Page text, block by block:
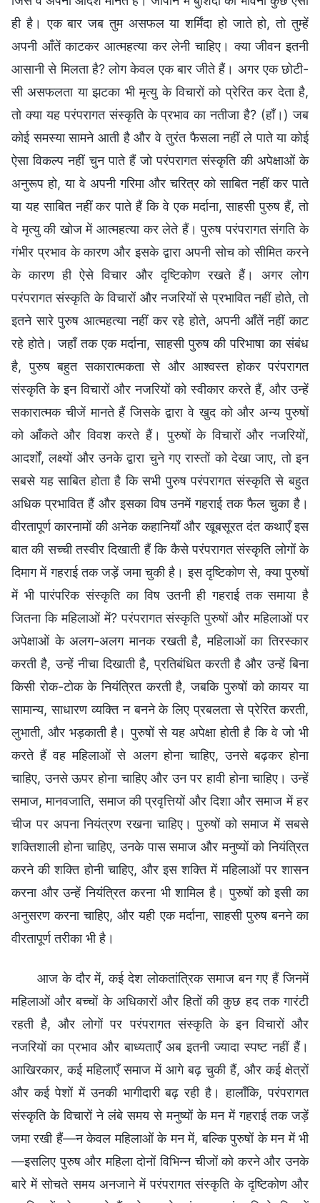
ही है। एक बार जब तुम असफल या शर्मिंदा हो जाते हो, तो तुम्हें
अपनी आँतें काटकर आत्महत्या कर लेनी चाहिए। क्या जीवन इतनी
आसानी से मिलता है? लोग केवल एक बार जीते हैं। अगर एक छोटी-
सी असफलता या झटका भी मृत्यु के विचारों को प्रेरित कर देता है,
तो क्या यह परंपरागत संस्कृति के प्रभाव का नतीजा है? (हाँ।) जब
कोई समस्या सामने आती है और वे तुरंत फैसला नहीं ले पाते या कोई
ऐसा विकल्प नहीं चुन पाते हैं जो परंपरागत संस्कृति की अपेक्षाओं के
अनुरूप हो, या वे अपनी गरिमा और चरित्र को साबित नहीं कर पाते
या यह साबित नहीं कर पाते हैं कि वे एक मर्दाना, साहसी पुरुष हैं, तो
वे मृत्यु की खोज में आत्महत्या कर लेते हैं। पुरुष परंपरागत संगति के
गंभीर प्रभाव के कारण और इसके द्वारा अपनी सोच को सीमित करने
के कारण ही ऐसे विचार और दृष्टिकोण रखते हैं। अगर लोग
परंपरागत संस्कृति के विचारों और नजरियों से प्रभावित नहीं होते, तो
इतने सारे पुरुष आत्महत्या नहीं कर रहे होते, अपनी आँतें नहीं काट
रहे होते। जहाँ तक एक मर्दाना, साहसी पुरुष की परिभाषा का संबंध
है, पुरुष बहुत सकारात्मकता से और आश्वस्त होकर परंपरागत
संस्कृति के इन विचारों और नजरियों को स्वीकार करते हैं, और उन्हें
सकारात्मक चीजें मानते हैं जिसके द्वारा वे खुद को और अन्य पुरुषों
को आँकते और विवश करते हैं। पुरुषों के विचारों और नजरियों,
आदर्शों, लक्ष्यों और उनके द्वारा चुने गए रास्तों को देखा जाए, तो इन
सबसे यह साबित होता है कि सभी पुरुष परंपरागत संस्कृति से बहुत
अधिक प्रभावित हैं और इसका विष उनमें गहराई तक फैल चुका है।
वीरतापूर्ण कारनामों की अनेक कहानियाँ और खूबसूरत दंत कथाएँ इस
बात की सच्ची तस्वीर दिखाती हैं कि कैसे परंपरागत संस्कृति लोगों के
दिमाग में गहराई तक जड़ें जमा चुकी है। इस दृष्टिकोण से, क्या पुरुषों
में भी पारंपरिक संस्कृति का विष उतनी ही गहराई तक समाया है
जितना कि महिलाओं में? परंपरागत संस्कृति पुरुषों और महिलाओं पर
अपेक्षाओं के अलग-अलग मानक रखती है, महिलाओं का तिरस्कार
करती है, उन्हें नीचा दिखाती है, प्रतिबंधित करती है और उन्हें बिना
किसी रोक-टोक के नियंत्रित करती है, जबकि पुरुषों को कायर या
सामान्य, साधारण व्यक्ति न बनने के लिए प्रबलता से प्रेरित करती,
लुभाती, और भड़काती है। पुरुषों से यह अपेक्षा होती है कि वे जो भी
करते हैं वह महिलाओं से अलग होना चाहिए, उनसे बढ़कर होना
चाहिए, उनसे ऊपर होना चाहिए और उन पर हावी होना चाहिए। उन्हें
समाज, मानवजाति, समाज की प्रवृत्तियों और दिशा और समाज में हर
चीज पर अपना नियंत्रण रखना चाहिए। पुरुषों को समाज में सबसे
शक्तिशाली होना चाहिए, उनके पास समाज और मनुष्यों को नियंत्रित
करने की शक्ति होनी चाहिए, और इस शक्ति में महिलाओं पर शासन
करना और उन्हें नियंत्रित करना भी शामिल है। पुरुषों को इसी का
अनुसरण करना चाहिए, और यही एक मर्दाना, साहसी पुरुष बनने का
वीरतापूर्ण तरीका भी है।
आज के दौर में, कई देश लोकतांत्रिक समाज बन गए हैं जिनमें
महिलाओं और बच्चों के अधिकारों और हितों की कुछ हद तक गारंटी
रहती है, और लोगों पर परंपरागत संस्कृति के इन विचारों और
नजरियों का प्रभाव और बाध्यताएँ अब इतनी ज्यादा स्पष्ट नहीं हैं।
आखिरकार, कई महिलाएँ समाज में आगे बढ़ चुकी हैं, और कई क्षेत्रों
और कई पेशों में उनकी भागीदारी बढ़ रही है। हालाँकि, परंपरागत
संस्कृति के विचारों ने लंबे समय से मनुष्यों के मन में गहराई तक जड़ें
जमा रखी हैं—न केवल महिलाओं के मन में, बल्कि पुरुषों के मन में भी
—इसलिए पुरुष और महिला दोनों विभिन्न चीजों को करने और उनके
बारे में सोचते समय अनजाने में परंपरागत संस्कृति के दृष्टिकोण और